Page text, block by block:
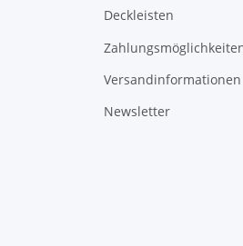
Deckleisten
Versandinformationen
Newsletter